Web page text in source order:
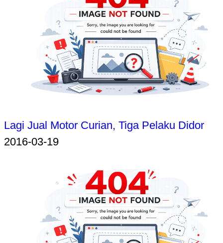
Lagi Jual Motor Curian, Tiga Pelaku Didor
2016-03-19